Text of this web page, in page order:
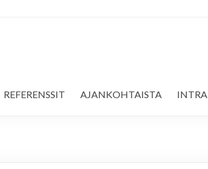
REFERENSSIT AJANKOHTAISTA INTRA